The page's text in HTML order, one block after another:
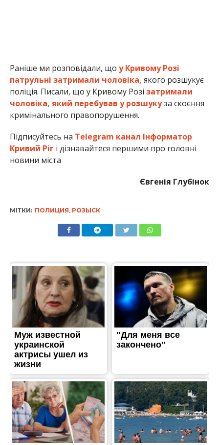
Раніше ми розповідали, що у Кривому Розі
патрульні затримали чоловіка, якого розшукує
поліція. Писали, що у Кривому Розі затримали
чоловіка, який перебував у розшукуза скоєння
кримінального правопорушення.
Підписуйтесь на Telegram канал Інформатор
Кривий Ріг і дізнавайтеся першими про головні
новини міста
Євгенія Глубінок
МІТКИ: ПОЛИЦИЯ РОЗЫСК